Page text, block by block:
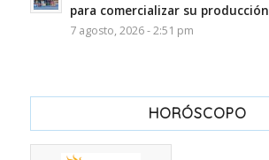
para comercializar su producción
7 agosto, 2026 - 2:51 pm
HORÓSCOPO